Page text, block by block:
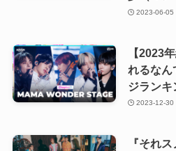
2023-06-05
【2023
れるな
ジランキ
2023-12-30
『それ